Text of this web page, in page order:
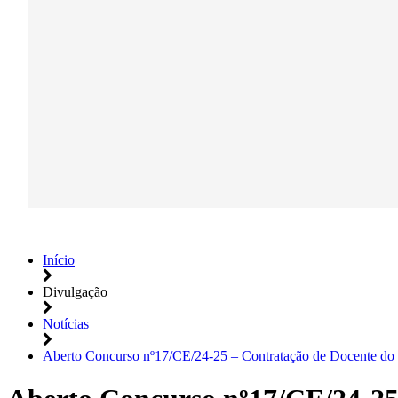
Início
Divulgação
Notícias
Aberto Concurso nº17/CE/24-25 – Contratação de Docente